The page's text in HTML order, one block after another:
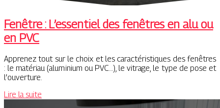
Fenêtre : L’essentiel des fenêtres en alu ou
en PVC
Apprenez tout sur le choix et les caractéristiques des fenêtres
: le matériau (aluminium ou PVC…), le vitrage, le type de pose et
l’ouverture.
Lire la suite